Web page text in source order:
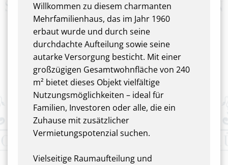
Willkommen zu diesem charmanten
Mehrfamilienhaus, das im Jahr 1960
erbaut wurde und durch seine
durchdachte Aufteilung sowie seine
autarke Versorgung besticht. Mit einer
großzügigen Gesamtwohnfläche von 240
m² bietet dieses Objekt vielfältige
Nutzungsmöglichkeiten – ideal für
Familien, Investoren oder alle, die ein
Zuhause mit zusätzlicher
Vermietungspotenzial suchen.
Vielseitige Raumaufteilung und